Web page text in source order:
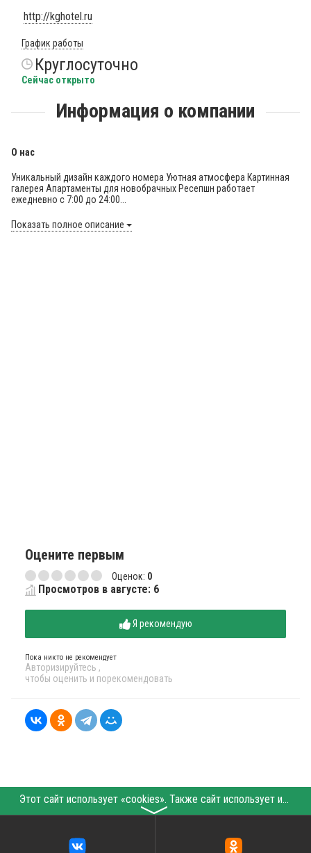
http://kghotel.ru
График работы
Круглосуточно
Сейчас открыто
Информация о компании
О нас
Уникальный дизайн каждого номера Уютная атмосфера Картинная
галерея Апартаменты для новобрачных Ресепшн работает
ежедневно с 7:00 до 24:00...
Показать полное описание
Оцените первым
Оценок: 0
Просмотров в августе: 6
Я рекомендую
Пока никто не рекомендует
Авторизируйтесь ,
чтобы оценить и порекомендовать
Этот сайт использует «cookies». Также сайт использует интернет-сервис для сбора технических данных касательно посетителей с целью получения маркетинговой и статистической информации. Условия обработки данных посетителей сайта см.
〉